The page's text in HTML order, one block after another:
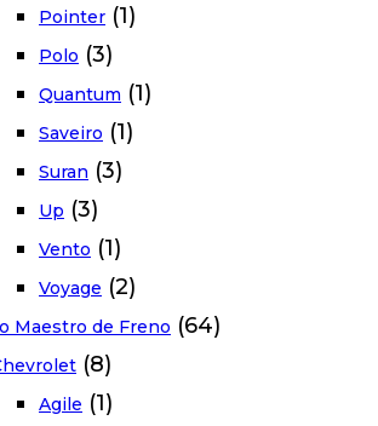
Pointer (1)
Polo (3)
Quantum (1)
Saveiro (1)
Suran (3)
Up (3)
Vento (1)
Voyage (2)
Maestro de Freno (64)
(8)
Agile (1)